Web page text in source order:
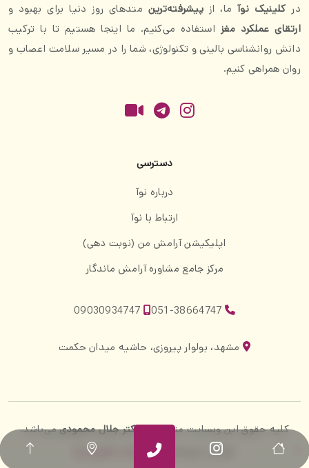
درکلینیک نوآما، از پیشرفته‌ترین متدهای روز دنیا برای بهبود و
ارتقای عملکرد مغز استفاده می‌کنیم. ما اینجا هستیم تا با ترکیب
دانش روانشناسی بالینی و تکنولوژی، شما را در مسیر سلامت اعصاب و
روان همراهی کنیم.
دسترسی
درباره نوآ
ارتباط با نوآ
اپلیکیشن آرامش من (نوبت دهی)
مرکز جامع مشاوره آرامش ماندگار
مشهد، بولوار پیروزی، حاشیه میدان حکمت
کلیه حقوق این وبسایت متعلق بهدکتر جلال محمودیمی‌باشد.
طراحی، توسعه و سئو:
واحد فناوری نوآ